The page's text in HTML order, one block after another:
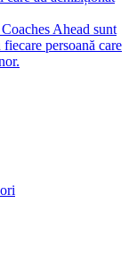
Ahead sunt
persoană care